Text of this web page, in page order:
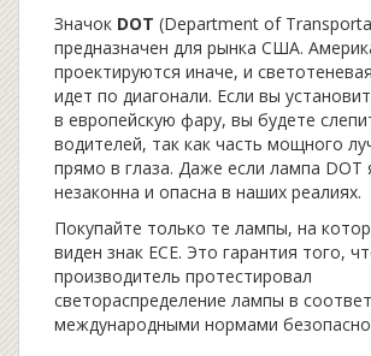
Значок DOT (Department of
предназначен для рынка США.
проектируются иначе, и
идет по диагонали. Если вы
в европейскую фару, вы будете
водителей, так как часть мощного
прямо в глаза. Даже если лампа DOT
незаконна и опасна в наших реалиях.
Покупайте только те лампы, на
виден знак ECE. Это гарантия того,
производитель протестировал
светораспределение лампы в
международными нормами